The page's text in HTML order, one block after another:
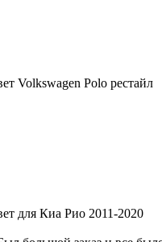
Volkswagen Polo рестайл
для Киа Рио 2011-2020